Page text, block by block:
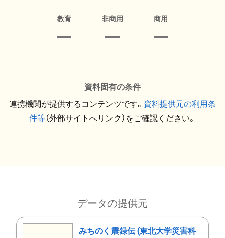
教育 非商用 商用
資料固有の条件
連携機関が提供するコンテンツです。 資料提供元の利用条
件等（外部サイトへリンク）をご確認ください。
データの提供元
みちのく震録伝 (東北大学災害科